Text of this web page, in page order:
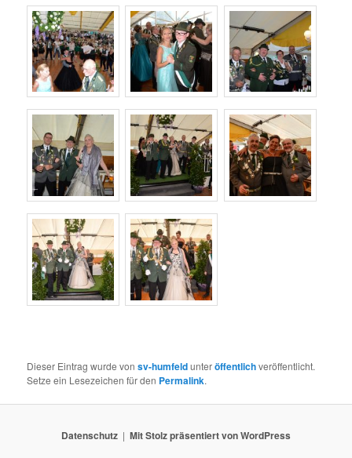
Dieser Eintrag wurde vonsv-humfeldunteröffentlichveröffentlicht.
Setze ein Lesezeichen für den Permalink.
Datenschutz Mit Stolz präsentiert von WordPress